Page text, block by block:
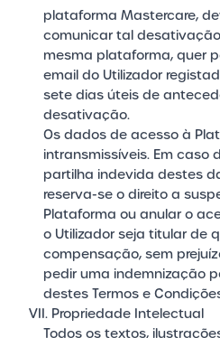
plataforma Mastercare,
comunicar tal
mesma plataforma, quer
email do Utilizador
sete dias úteis de
desativação.
Os dados de acesso à
intransmissíveis. Em caso
partilha indevida destes
reserva-se o direito a
Plataforma ou anular o
o Utilizador seja titular de
compensação, sem
pedir uma indemnização
destes Termos e
VII. Propriedade Intelectual
Todos os textos,